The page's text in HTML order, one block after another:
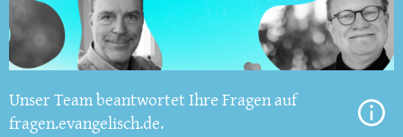
Unser Team beantwortet Ihre Fragen auf
fragen.evangelisch.de.